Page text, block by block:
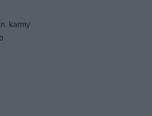
karmy